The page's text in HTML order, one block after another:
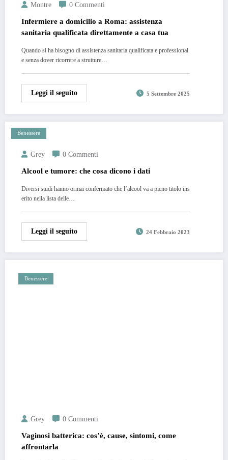
Montre 0 Commenti
Infermiere a domicilio a Roma: assistenza
sanitaria qualificata direttamente a casa tua
Quando si ha bisogno di assistenza sanitaria qualificata e professional
e senza dover ricorrere a strutture…
Leggi il seguito 5 Settembre 2025
Benessere
Grey 0 Commenti
Alcool e tumore: che cosa dicono i dati
Diversi studi hanno ormai confermato che l’alcool va a pieno titolo ins
erito nella lista delle…
Leggi il seguito 24 Febbraio 2023
Benessere
Grey 0 Commenti
Vaginosi batterica: cos’è, cause, sintomi, come
affrontarla